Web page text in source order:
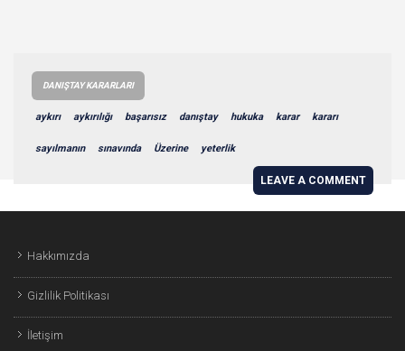
DANIŞTAY KARARLARI
aykırı aykırılığı başarısız danıştay hukuka karar kararı
sayılmanın sınavında Üzerine yeterlik
LEAVE A COMMENT
Hakkımızda
Gizlilik Politikası
İletişim